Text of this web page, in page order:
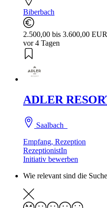
Biberbach
2.500,00 bis 3.600,00 EUR
vor 4 Tagen
ADLER
Saalbach
Empfang, Rezeption
RezeptionistIn
Initiativ bewerben
Wie relevant sind die